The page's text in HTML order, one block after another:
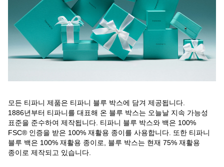
모든 티파니 제품은 티파니 블루 박스에 담겨 제공됩니다.
1886년부터 티파니를 대표해 온 블루 박스는 오늘날 지속 가능성
표준을 준수하여 제작됩니다. 티파니 블루 박스와 백은 100%
FSC® 인증을 받은 100% 재활용 종이를 사용합니다. 또한 티파니
블루 백은 100% 재활용 종이로, 블루 박스는 현재 75% 재활용
종이로 제작되고 있습니다.